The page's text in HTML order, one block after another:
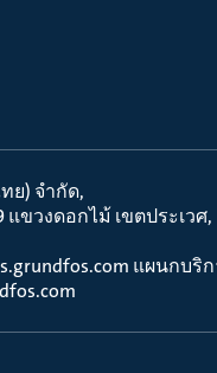
ย) จำกัด
แขวงดอกไม้ เขตประเวศ
แผนกบริ